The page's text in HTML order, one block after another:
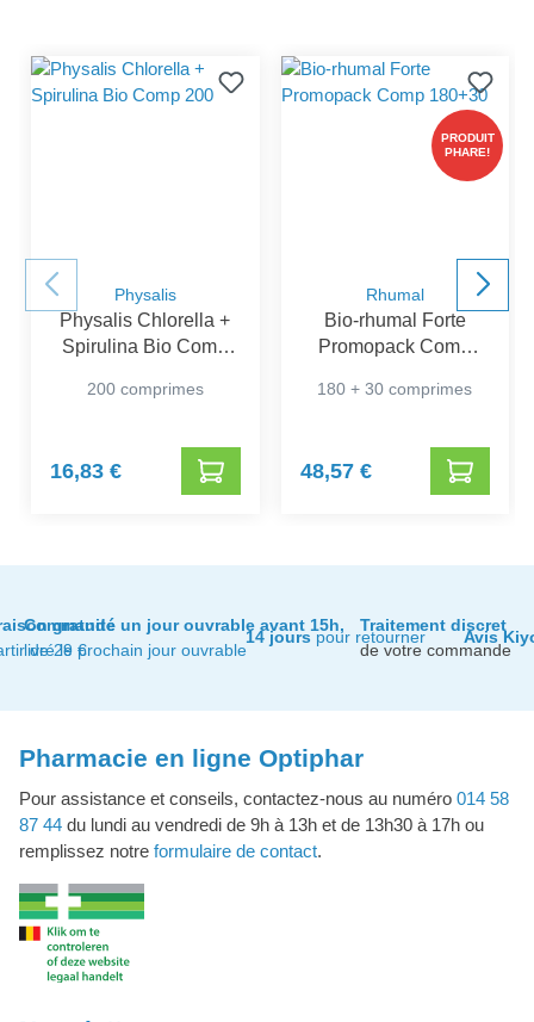
Physalis
Physalis Chlorella +
Spirulina Bio Comp
200 comprimes
16,83 €
PRODUIT
PHARE!
Rhumal
Bio-rhumal Forte
Promopack Comp
180 + 30 comprimes
48,57 €
gratuite
de 29 €
Commandé un jour ouvrable avant 15h,
livré le prochain jour ouvrable
14 jourspour retourner
Traitement discret
de votre commande
Avis
Pharmacie en ligne Optiphar
Pour assistance et conseils, contactez-nous au numéro 014 58
87 44 du lundi au vendredi de 9h à 13h et de 13h30 à 17h ou
remplissez notre formulaire de contact.